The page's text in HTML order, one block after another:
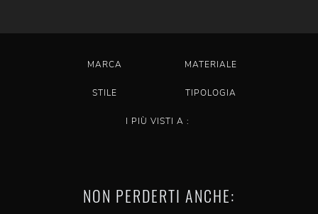
MARCA MATERIALE
STILE TIPOLOGIA
I PIÙ VISTI A :
NON PERDERTI ANCHE: